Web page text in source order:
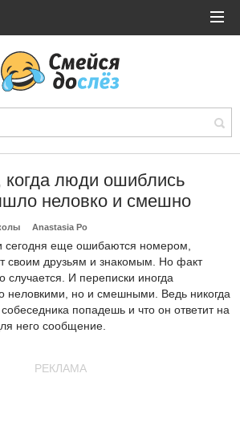
когда люди ошиблись
неловко и смешно
Anastasia Po
сегодня еще ошибаются номером,
своим друзьям и знакомым. Но факт
случается. И переписки иногда
неловкими, но и смешными. Ведь никогда
попадешь и что он ответит на
него сообщение.
РЕКЛАМА